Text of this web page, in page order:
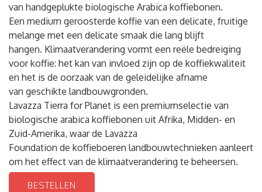
van handgeplukte biologische Arabica koffiebonen.
Een medium geroosterde koffie van een delicate, fruitige
melange met een delicate smaak die lang blijft
hangen. Klimaatverandering vormt een reële bedreiging
voor koffie: het kan van invloed zijn op de koffiekwaliteit
en het is de oorzaak van de geleidelijke afname
van geschikte landbouwgronden.
Lavazza Tierra for Planet is een premiumselectie van
biologische arabica koffiebonen uit Afrika, Midden- en
Zuid-Amerika, waar de Lavazza
Foundation de koffieboeren landbouwtechnieken aanleert
om het effect van de klimaatverandering te beheersen.
BESTELLEN